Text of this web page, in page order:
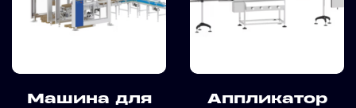
Машина для
Аппликатор